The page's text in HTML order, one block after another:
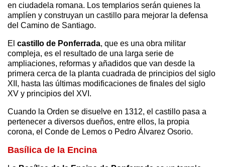
en ciudadela romana. Los templarios serán quienes la
amplíen y construyan un castillo para mejorar la defensa
del Camino de Santiago.
El castillo de Ponferrada, que es una obra militar
compleja, es el resultado de una larga serie de
ampliaciones, reformas y añadidos que van desde la
primera cerca de la planta cuadrada de principios del siglo
XII, hasta las últimas modificaciones de finales del siglo
XV y principios del XVI.
Cuando la Orden se disuelve en 1312, el castillo pasa a
pertenecer a diversos dueños, entre ellos, la propia
corona, el Conde de Lemos o Pedro Álvarez Osorio.
Basílica de la Encina